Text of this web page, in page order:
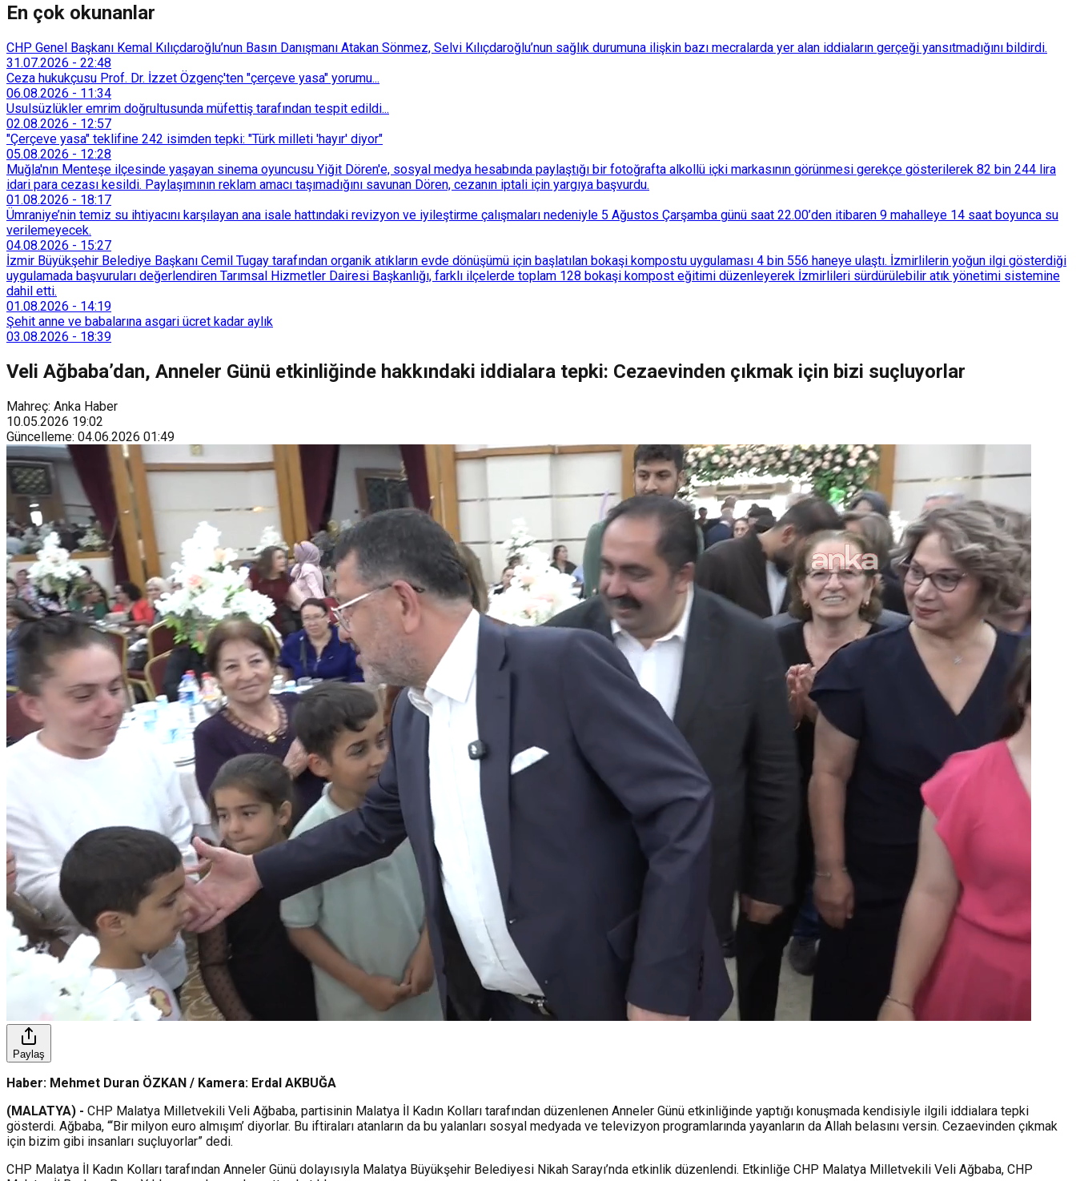
En çok okunanlar
CHP Genel Başkanı Kemal Kılıçdaroğlu’nun Basın Danışmanı Atakan Sönmez, Selvi Kılıçdaroğlu’nun sağlık durumuna ilişkin bazı mecralarda yer alan iddiaların gerçeği yansıtmadığını bildirdi.
31.07.2026 - 22:48
Ceza hukukçusu Prof. Dr. İzzet Özgenç'ten "çerçeve yasa" yorumu...
06.08.2026 - 11:34
Usulsüzlükler emrim doğrultusunda müfettiş tarafından tespit edildi...
02.08.2026 - 12:57
"Çerçeve yasa" teklifine 242 isimden tepki: "Türk milleti 'hayır' diyor"
05.08.2026 - 12:28
Muğla'nın Menteşe ilçesinde yaşayan sinema oyuncusu Yiğit Dören'e, sosyal medya hesabında paylaştığı bir fotoğrafta alkollü içki markasının görünmesi gerekçe gösterilerek 82 bin 244 lira
idari para cezası kesildi. Paylaşımının reklam amacı taşımadığını savunan Dören, cezanın iptali için yargıya başvurdu.
01.08.2026 - 18:17
Ümraniye’nin temiz su ihtiyacını karşılayan ana isale hattındaki revizyon ve iyileştirme çalışmaları nedeniyle 5 Ağustos Çarşamba günü saat 22.00’den itibaren 9 mahalleye 14 saat boyunca su
verilemeyecek.
04.08.2026 - 15:27
İzmir Büyükşehir Belediye Başkanı Cemil Tugay tarafından organik atıkların evde dönüşümü için başlatılan bokaşi kompostu uygulaması 4 bin 556 haneye ulaştı. İzmirlilerin yoğun ilgi gösterdiği
uygulamada başvuruları değerlendiren Tarımsal Hizmetler Dairesi Başkanlığı, farklı ilçelerde toplam 128 bokaşi kompost eğitimi düzenleyerek İzmirlileri sürdürülebilir atık yönetimi sistemine
dahil etti.
01.08.2026 - 14:19
Şehit anne ve babalarına asgari ücret kadar aylık
03.08.2026 - 18:39
Veli Ağbaba’dan, Anneler Günü etkinliğinde hakkındaki iddialara tepki: Cezaevinden çıkmak için bizi suçluyorlar
Mahreç: Anka Haber
10.05.2026 19:02
Güncelleme: 04.06.2026 01:49
Paylaş
Haber: Mehmet Duran ÖZKAN / Kamera: Erdal AKBUĞA
(MALATYA) - CHP Malatya Milletvekili Veli Ağbaba, partisinin Malatya İl Kadın Kolları tarafından düzenlenen Anneler Günü etkinliğinde yaptığı konuşmada kendisiyle ilgili iddialara tepki
gösterdi. Ağbaba, “‘Bir milyon euro almışım’ diyorlar. Bu iftiraları atanların da bu yalanları sosyal medyada ve televizyon programlarında yayanların da Allah belasını versin. Cezaevinden çıkmak
için bizim gibi insanları suçluyorlar” dedi.
CHP Malatya İl Kadın Kolları tarafından Anneler Günü dolayısıyla Malatya Büyükşehir Belediyesi Nikah Sarayı’nda etkinlik düzenlendi. Etkinliğe CHP Malatya Milletvekili Veli Ağbaba, CHP